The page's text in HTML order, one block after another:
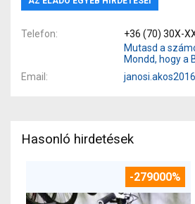
Telefon
+36 (70) 30X-
Mutasd a
Mondd, hogy a
Email
Hasonló hirdetések
-279000%